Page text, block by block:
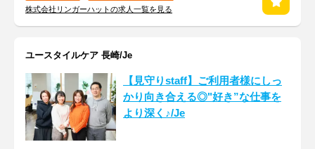
株式会社リンガーハットの求人一覧を見る
ユースタイルケア 長崎/Je
【見守りstaff】ご利用者様にしっ
かり向き合える◎"好き”な仕事を
より深く♪/Je